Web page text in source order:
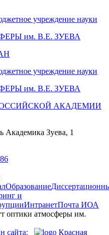
учреждение науки
им. В.Е. ЗУЕВА
учреждение науки
им. В.Е. ЗУЕВА
АКАДЕМИИ
Академика Зуева, 1
Образование
и
ИнтранетПочта ИОА
оптики атмосферы им.
сайта:
Красная